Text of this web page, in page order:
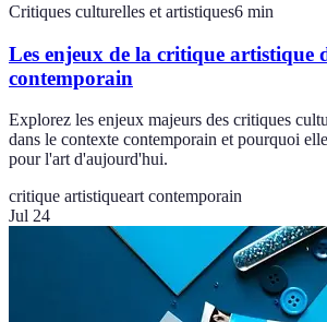
Critiques culturelles et artistiques6 min
Les enjeux de la critique artistique
contemporain
Explorez les enjeux majeurs des critiques
dans le contexte contemporain et pourquoi
pour l'art d'aujourd'hui.
critique artistiqueart contemporain
Jul 24